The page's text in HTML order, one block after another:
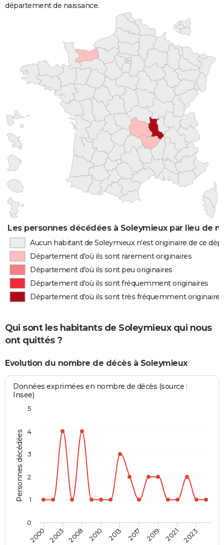
département de naissance.
Les personnes décédées à Soleymieux par lieu de
Aucun habitant de Soleymieux n'est originaire de ce
Département d'où ils sont rarement originaires
Département d'où ils sont peu originaires
Département d'où ils sont fréquemment originaires
Département d'où ils sont très fréquemment originaires
Qui sont les habitants de Soleymieux qui nous
ont quittés ?
Evolution du nombre de décès à Soleymieux
Personnes décédées
Données exprimées en nombre de décès (source :
Insee)
2000 2003 2008 2010 2013 2017 2019 2021 2023
0
1
2
3
4
5